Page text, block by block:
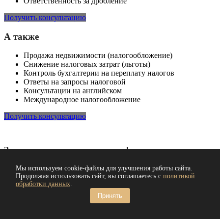
Получить консультацию
А также
Продажа недвижимости (налогообложение)
Снижение налоговых затрат (льготы)
Контроль бухгалтерии на переплату налогов
Ответы на запросы налоговой
Консультации на английском
Международное налогообложение
Получить консультацию
Заполните и направьте нам форму и мы скажем
Название компании, налоговую нагрузку которой нужно
Мы используем cookie-файлы для улучшения работы сайта.
Продолжая использовать сайт, вы соглашаетесь с политикой
обработки данных.
Принять